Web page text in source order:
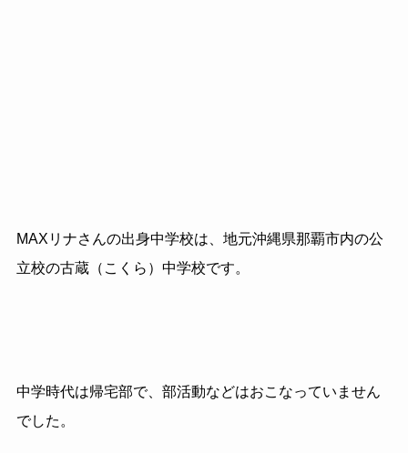
MAXリナさんの出身中学校は、地元沖縄県那覇市内の公
立校の古蔵（こくら）中学校です。
中学時代は帰宅部で、部活動などはおこなっていません
でした。